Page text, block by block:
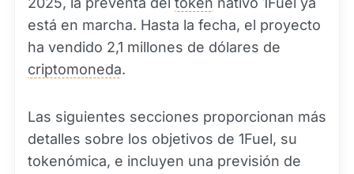
está en marcha. Hasta la fecha, el proyecto
ha vendido 2,1 millones de dólares de
criptomoneda.
Las siguientes secciones proporcionan más
detalles sobre los objetivos de 1Fuel, su
tokenómica, e incluyen una previsión de